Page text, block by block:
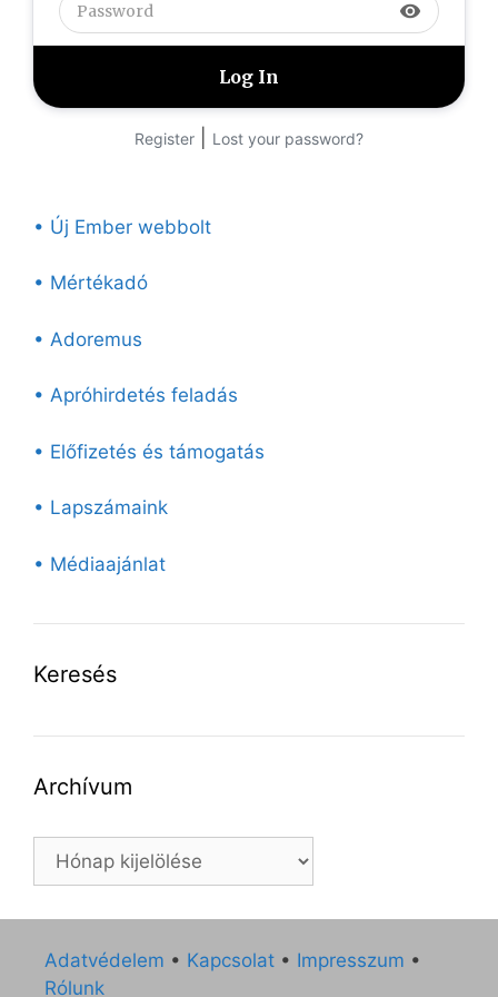
visibility
Register Lost your password?
• Új Ember webbolt
• Mértékadó
• Adoremus
• Apróhirdetés feladás
• Előfizetés és támogatás
• Lapszámaink
• Médiaajánlat
Keresés
Archívum
Archívum
Adatvédelem • Kapcsolat • Impresszum •
Rólunk